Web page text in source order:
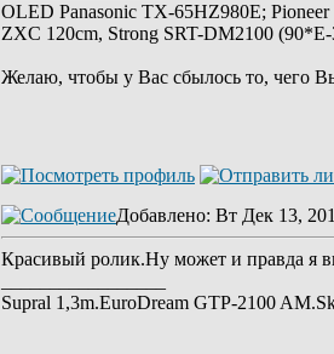
OLED Panasonic TX-65HZ980E;
ZXC 120cm, Strong SRT-DM2100
Желаю, чтобы у Вас сбылось то, чего
Добавлено: Вт Дек 13,
Красивый ролик.Ну может и правда я
Supral 1,3m.ЕuroDream GTP-2100